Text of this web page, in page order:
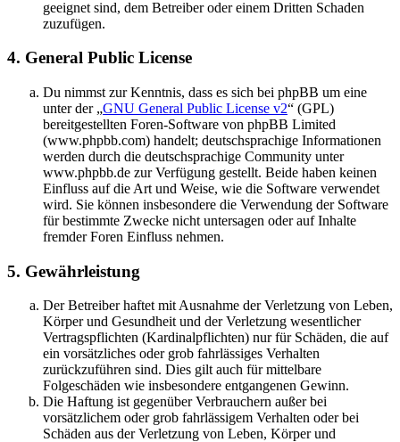
geeignet sind, dem Betreiber oder einem Dritten Schaden
zuzufügen.
4. General Public License
Du nimmst zur Kenntnis, dass es sich bei phpBB um eine
unter der „GNU General Public License v2“ (GPL)
bereitgestellten Foren-Software von phpBB Limited
(www.phpbb.com) handelt; deutschsprachige Informationen
werden durch die deutschsprachige Community unter
www.phpbb.de zur Verfügung gestellt. Beide haben keinen
Einfluss auf die Art und Weise, wie die Software verwendet
wird. Sie können insbesondere die Verwendung der Software
für bestimmte Zwecke nicht untersagen oder auf Inhalte
fremder Foren Einfluss nehmen.
5. Gewährleistung
Der Betreiber haftet mit Ausnahme der Verletzung von Leben,
Körper und Gesundheit und der Verletzung wesentlicher
Vertragspflichten (Kardinalpflichten) nur für Schäden, die auf
ein vorsätzliches oder grob fahrlässiges Verhalten
zurückzuführen sind. Dies gilt auch für mittelbare
Folgeschäden wie insbesondere entgangenen Gewinn.
Die Haftung ist gegenüber Verbrauchern außer bei
vorsätzlichem oder grob fahrlässigem Verhalten oder bei
Schäden aus der Verletzung von Leben, Körper und